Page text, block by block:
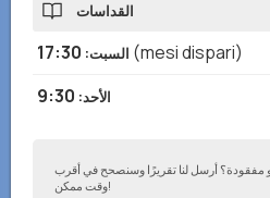
القداسات
السبت:
17:30 (mesi dispari)
الأحد:
9:30
أرسل لنا تقريرًا وسنصحح في أقرب
وقت ممكن!